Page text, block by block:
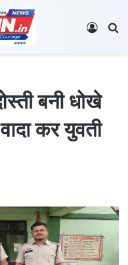
Log In
बनी धोखे
कर युवती